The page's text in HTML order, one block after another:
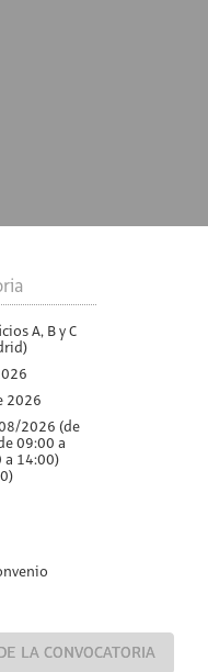
A, B y C
2026
2026 (de
09:00 a
a 14:00)
LA CONVOCATORIA